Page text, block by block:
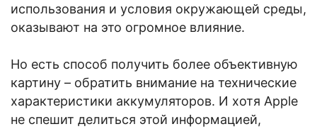
использования и условия окружающей среды,
оказывают на это огромное влияние.
Но есть способ получить более объективную
картину – обратить внимание на технические
характеристики аккумуляторов. И хотя Apple
не спешит делиться этой информацией,